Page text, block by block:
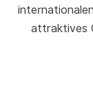
attraktives